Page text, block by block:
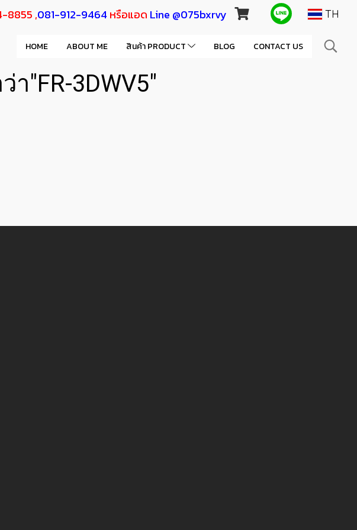
8855 ,081-912-9464หรือแอด Line @075bxrvy TH
HOME ABOUT ME สินค้า PRODUCT BLOG CONTACT US
"FR-3DWV5"